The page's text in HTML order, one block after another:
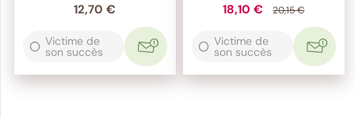
12,70 €
Victime de
son succès
18,10 € 20,15 €
Victime de
son succès